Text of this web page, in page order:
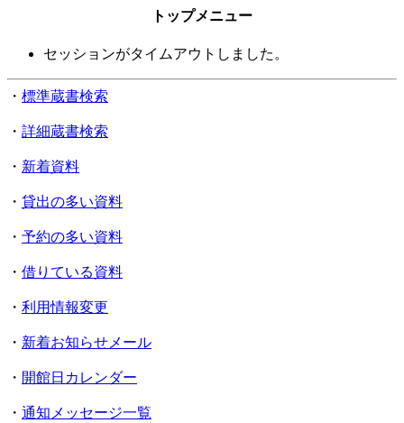
トップメニュー
セッションがタイムアウトしました。
・ 標準蔵書検索
・ 詳細蔵書検索
・ 新着資料
・ 貸出の多い資料
・ 予約の多い資料
・ 借りている資料
・ 利用情報変更
・ 新着お知らせメール
・ 開館日カレンダー
・ 通知メッセージ一覧